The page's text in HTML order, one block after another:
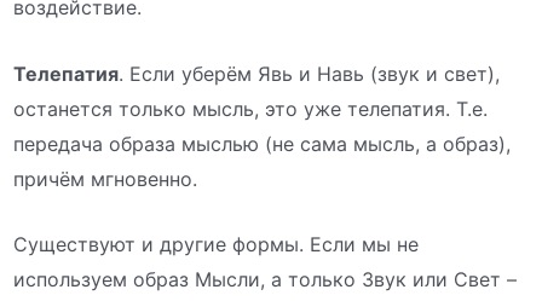
воздействие.
Телепатия. Если уберём Явь и Навь (звук и свет),
останется только мысль, это уже телепатия. Т.е.
передача образа мыслью (не сама мысль, а образ),
причём мгновенно.
Существуют и другие формы. Если мы не
используем образ Мысли, а только Звук или Свет –